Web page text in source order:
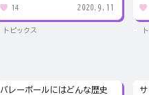
14 2020.9.11
トピックス
バレーボールにはどんな歴史